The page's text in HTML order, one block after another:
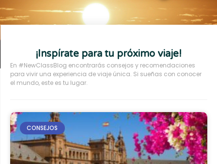
¡Inspírate para tu próximo viaje!
En #NewClassBlog encontrarás consejos y recomendaciones
para vivir una experiencia de viaje única. Si sueñas con conocer
el mundo, este es tu lugar.
CONSEJOS